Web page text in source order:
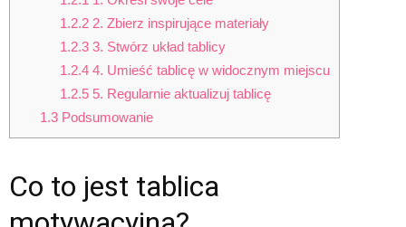
1.2.2 2. Zbierz inspirujące materiały
1.2.3 3. Stwórz układ tablicy
1.2.4 4. Umieść tablicę w widocznym miejscu
1.2.5 5. Regularnie aktualizuj tablicę
1.3Podsumowanie
Co to jest tablica